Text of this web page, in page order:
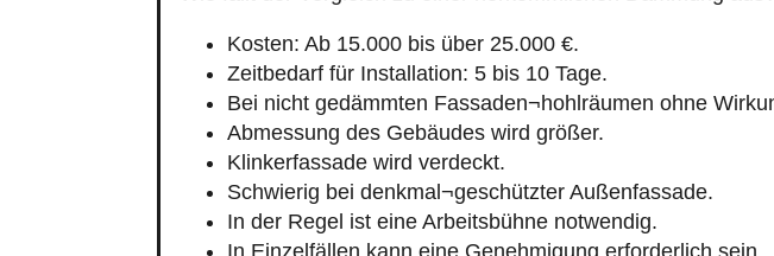
Zeitbedarf für Installation: 5 bis 10 Tage.
Bei nicht gedämmten Fassaden¬hohlräumen ohne
Abmessung des Gebäudes wird größer.
Klinkerfassade wird verdeckt.
Schwierig bei denkmal¬geschützter Außenfassade.
In der Regel ist eine Arbeitsbühne notwendig.
In Einzelfällen kann eine Genehmigung erforderlich sein.